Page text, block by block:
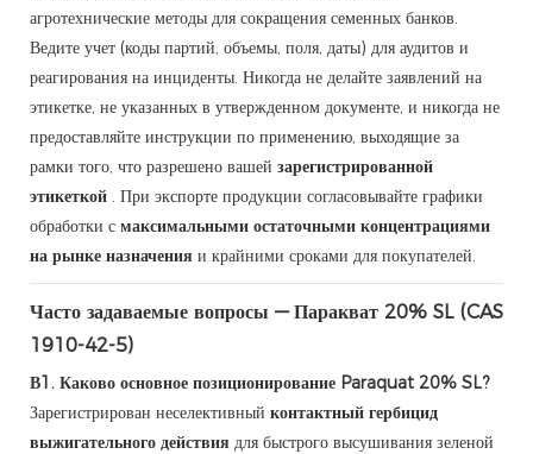
агротехнические методы для сокращения семенных банков.
Ведите учет (коды партий, объемы, поля, даты) для аудитов и
реагирования на инциденты. Никогда не делайте заявлений на
этикетке, не указанных в утвержденном документе, и никогда не
предоставляйте инструкции по применению, выходящие за
рамки того, что разрешено вашей зарегистрированной
этикеткой . При экспорте продукции согласовывайте графики
обработки с максимальными остаточными концентрациями
на рынке назначения и крайними сроками для покупателей.
Часто задаваемые вопросы — Паракват 20% SL (CAS
1910-42-5)
В1. Каково основное позиционирование Paraquat 20% SL?
Зарегистрирован неселективный контактный гербицид
выжигательного действия для быстрого высушивания зеленой